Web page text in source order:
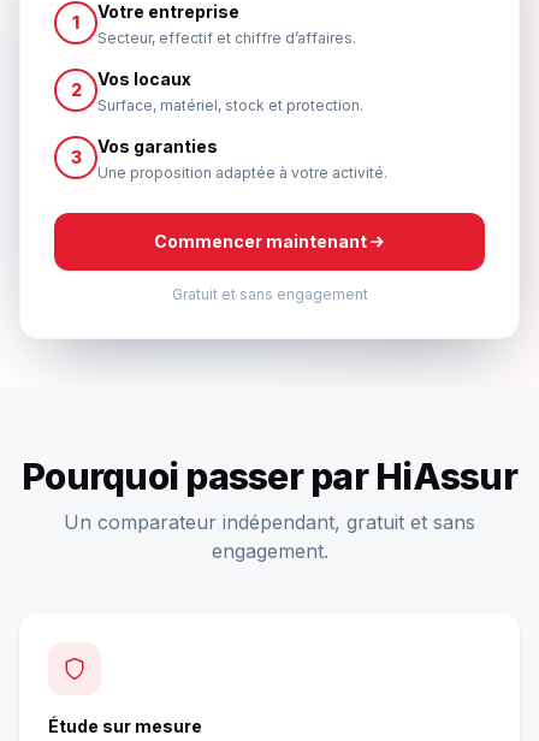
1
Votre entreprise
Secteur, effectif et chiffre d’affaires.
2
Vos locaux
Surface, matériel, stock et protection.
3
Vos garanties
Une proposition adaptée à votre activité.
Commencer maintenant
Gratuit et sans engagement
Pourquoi passer par HiAssur
Un comparateur indépendant, gratuit et sans
engagement.
Étude sur mesure